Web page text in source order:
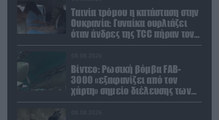
Ταινία τρόμου η κατάσταση στην
Ουκρανία: Γυναίκα ουρλιάζει
όταν άνδρες της TCC πήραν τον
σύντροφό της (βίντεο)
Βίντεο: Ρωσική βόμβα FAB-
3000 «εξαφανίζει από τον
χάρτη» σημείο διέλευσης των
ουκρανικών δυνάμεων στην